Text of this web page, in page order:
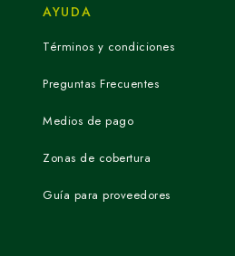
AYUDA
Términos y condiciones
Preguntas Frecuentes
Medios de pago
Zonas de cobertura
Guía para proveedores